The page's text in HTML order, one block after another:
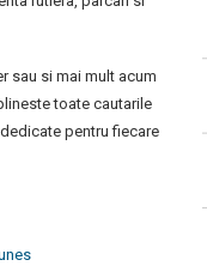
sau si mai mult acum
toate cautarile
pentru fiecare